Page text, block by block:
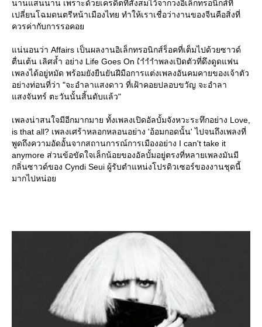
นานแสนนาน เพราะด้วยเครดิตที่สั่งสมไว้จากวงอิเล็กทรอนิกส์ที่
เปลี่ยนโฉมดนตรีหน้าเมืองไทย ทำให้เราเชื่อว่างานของจีนคือสิ่งที่
ควรค่ากับการรอคอ
น่นอนว่า Affairs เป็นผลงานอิเล็กทรอนิกส์ร็อคที่เต็มไปด้วยซาวด์
ตื่นเต้น เลิศล้ำ อย่าง Life Goes On เำำำำพลงเปิดตัวที่ดึงดูดแฟน
เพลงได้อยู่หมัด พร้อมยังยืนยันฝีมือการแต่งเพลงอันคมคายของเจ้าตัว
อย่างท่อนที่ว่า "จะอำลาแสงดาว ที่เฝ้าคอยปลอบขวัญ จะอำลา
สงจันทร์ ตะวันนั้นสิ้นดับแล้ว"
เพลงน่าสนใจมีอีกมากมาย ทั้งเพลงเปิดอัลบั้มจังหวะระทึกอย่าง Love,
is that all? เพลงเศร้าหลอกหลอนอย่าง 'อ้อมกอดนั้น' ไปจนถึงเพลงที่
พูดถึงความอัดอั้นจากสถานการณ์การเมืองอย่าง I can't take it
anymore ส่วนข้อขัดใจเล็กน้อยของอัลบั้มอยู่ตรงที่หลายเพลงมันมี
กลิ่นซาวด์ของ Cyndi Seui ผู้รับตำแหน่งโปรดิวเซอร์ของงานชุดนี้
มากไปหน่อ